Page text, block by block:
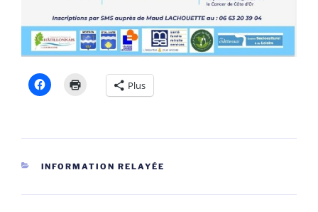
Plus
CATÉGORIES
INFORMATION RELAYÉE